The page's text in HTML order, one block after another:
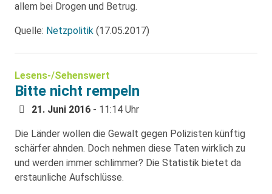
allem bei Drogen und Betrug.
Quelle: Netzpolitik (17.05.2017)
Lesens-/Sehenswert
Bitte nicht rempeln
21. Juni 2016 - 11:14 Uhr
Die Länder wollen die Gewalt gegen Polizisten künftig
schärfer ahnden. Doch nehmen diese Taten wirklich zu
und werden immer schlimmer? Die Statistik bietet da
erstaunliche Aufschlüsse.